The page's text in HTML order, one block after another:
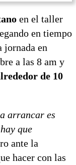
en el taller
en tiempo
jornada en
a las 8 am y
de 10
arrancar es
que
ante la
hacer con las